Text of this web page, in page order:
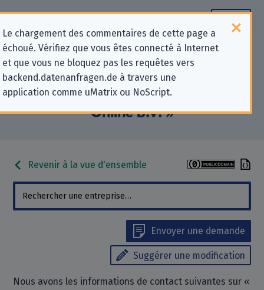
Le chargement des commentaires de cette page a
échoué. Vérifiez que vous êtes connecté à Internet
et que vous ne bloquez pas les requêtes vers
backend.datenanfragen.de à travers une
application comme uMatrix ou NoScript.
Informations de contact pour les
demandes relatives à la protection
de la vie privée pour « Bitmaster
Online B.V. »
Revenir à la vue d'ensemble
Envoyer une demande
Suggérer une modification
Nous avons les informations de contact suivantes sur «